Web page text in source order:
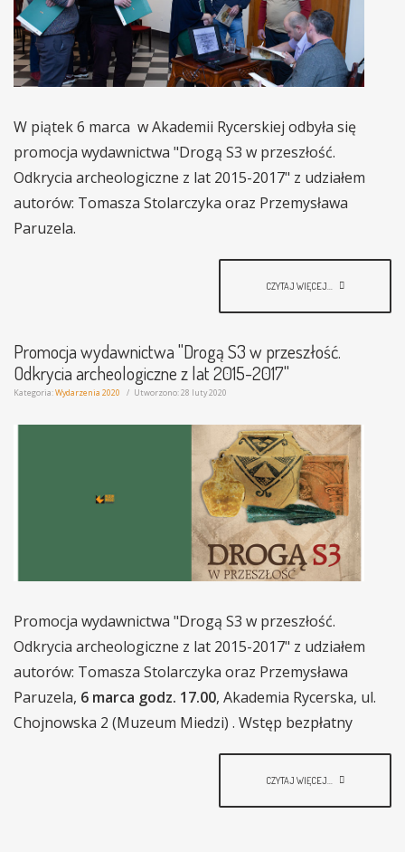
W piątek 6 marca w Akademii Rycerskiej odbyła się
promocja wydawnictwa "Drogą S3 w przeszłość.
Odkrycia archeologiczne z lat 2015-2017" z udziałem
autorów: Tomasza Stolarczyka oraz Przemysława
Paruzela.
CZYTAJ WIĘCEJ...
Promocja wydawnictwa "Drogą S3 w przeszłość.
Odkrycia archeologiczne z lat 2015-2017"
Kategoria:Wydarzenia 2020 Utworzono: 28 luty 2020
Promocja wydawnictwa "Drogą S3 w przeszłość.
Odkrycia archeologiczne z lat 2015-2017" z udziałem
autorów: Tomasza Stolarczyka oraz Przemysława
Paruzela, 6 marca godz. 17.00, Akademia Rycerska, ul.
Chojnowska 2 (Muzeum Miedzi) . Wstęp bezpłatny
CZYTAJ WIĘCEJ...